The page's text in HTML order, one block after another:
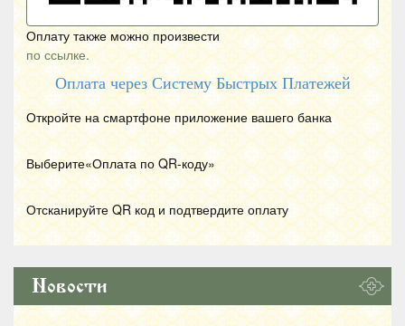
Оплату также можно произвести
по ссылке.
Оплата через Систему Быстрых Платежей
Откройте на смартфоне приложение вашего банка
Выберите«Оплата по QR-коду»
Отсканируйте QR код и подтвердите оплату
Новости